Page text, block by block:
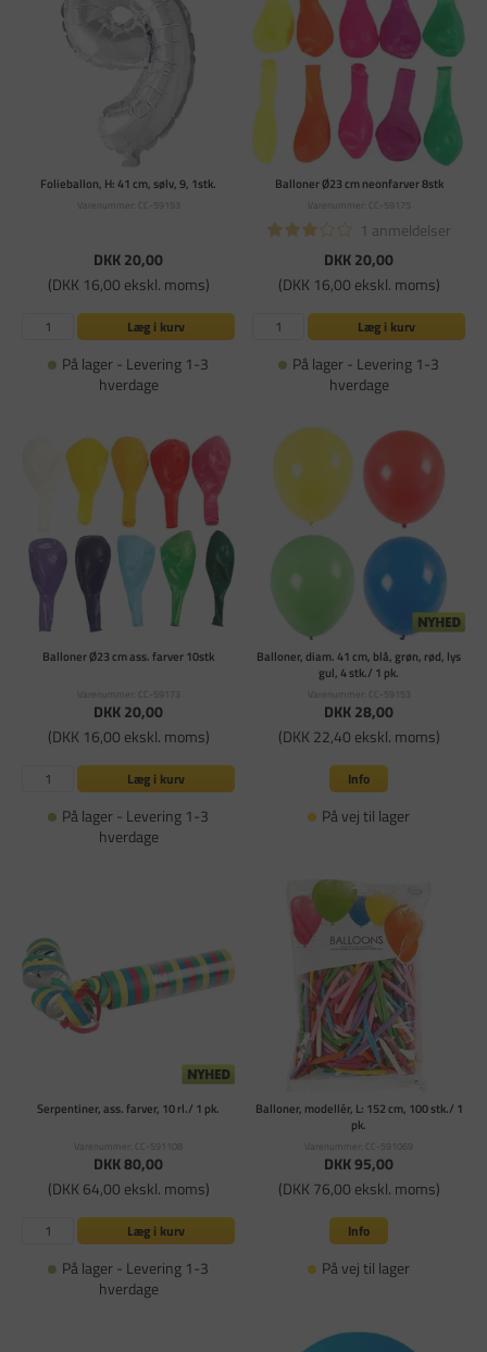
Folieballon, H: 41 cm, sølv, 9, 1stk.
Varenummer: CC-59193
DKK 20,00
(DKK 16,00 ekskl. moms)
Læg i kurv
På lager - Levering 1-3
hverdage
Balloner Ø23 cm neonfarver 8stk
Varenummer: CC-59175
1 anmeldelser
DKK 20,00
(DKK 16,00 ekskl. moms)
Læg i kurv
På lager - Levering 1-3
hverdage
Balloner Ø23 cm ass. farver 10stk
Varenummer: CC-59173
DKK 20,00
(DKK 16,00 ekskl. moms)
Læg i kurv
På lager - Levering 1-3
hverdage
Balloner, diam. 41 cm, blå, grøn, rød, lys
gul, 4 stk./ 1 pk.
Varenummer: CC-59153
DKK 28,00
(DKK 22,40 ekskl. moms)
Info
På vej til lager
Serpentiner, ass. farver, 10 rl./ 1 pk.
Varenummer: CC-591108
DKK 80,00
(DKK 64,00 ekskl. moms)
Læg i kurv
På lager - Levering 1-3
hverdage
Balloner, modellér, L: 152 cm, 100 stk./ 1
pk.
Varenummer: CC-591069
DKK 95,00
(DKK 76,00 ekskl. moms)
Info
På vej til lager